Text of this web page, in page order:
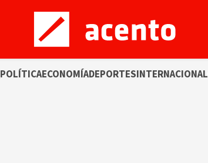
POLÍTICAECONOMÍADEPORTESINTERNACIONAL